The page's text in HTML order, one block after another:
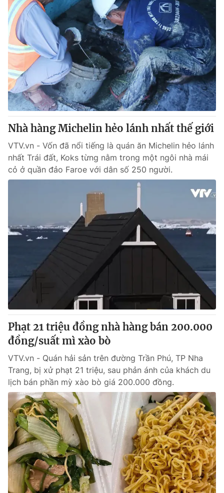
Nhà hàng Michelin hẻo lánh nhất thế giới
VTV.vn - Vốn đã nổi tiếng là quán ăn Michelin hẻo lánh
nhất Trái đất, Koks từng nằm trong một ngôi nhà mái
cỏ ở quần đảo Faroe với dân số 250 người.
Phạt 21 triệu đồng nhà hàng bán 200.000
đồng/suất mì xào bò
VTV.vn - Quán hải sản trên đường Trần Phú, TP Nha
Trang, bị xử phạt 21 triệu, sau phản ánh của khách du
lịch bán phần mỳ xào bò giá 200.000 đồng.